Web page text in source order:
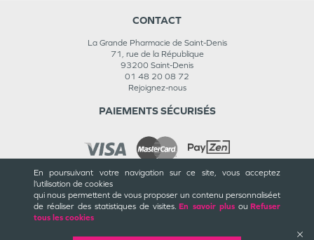
En poursuivant votre navigation sur ce site, vous acceptez
l’utilisation de cookies
qui nous permettent de vous proposer un contenu personnaliséet
de réaliser des statistiques de visites. En savoir plusou Refuser
tous les cookies
CONTACT
La Grande Pharmacie de Saint-Denis
71, rue de la République
93200 Saint-Denis
01 48 20 08 72
Rejoignez-nous
CGU / CGV
PAIEMENTS SÉCURISÉS